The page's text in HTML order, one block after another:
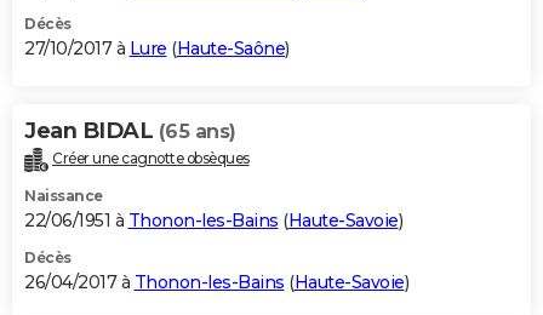
Décès
27/10/2017 à Lure (Haute-Saône)
Jean BIDAL (65 ans)
Créer une cagnotte obsèques
Naissance
22/06/1951 à Thonon-les-Bains (Haute-Savoie)
Décès
26/04/2017 à Thonon-les-Bains (Haute-Savoie)